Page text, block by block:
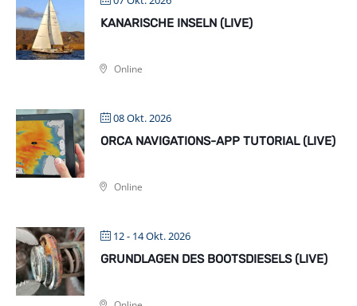
KANARISCHE INSELN (LIVE)
Online
08 Okt. 2026
ORCA NAVIGATIONS-APP TUTORIAL (LIVE)
Online
12 - 14 Okt. 2026
GRUNDLAGEN DES BOOTSDIESELS (LIVE)